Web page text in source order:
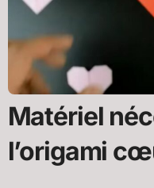
Matériel
l’origami